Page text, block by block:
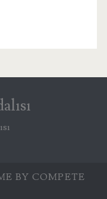
BY COMPETE